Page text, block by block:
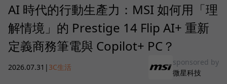
AI 時代的行動生產力：MSI 如何用「理
解情境」的 Prestige 14 Flip AI+ 重新
定義商務筆電與 Copilot+ PC？
2026.07.31 | 3C生活
sponsored by
微星科技